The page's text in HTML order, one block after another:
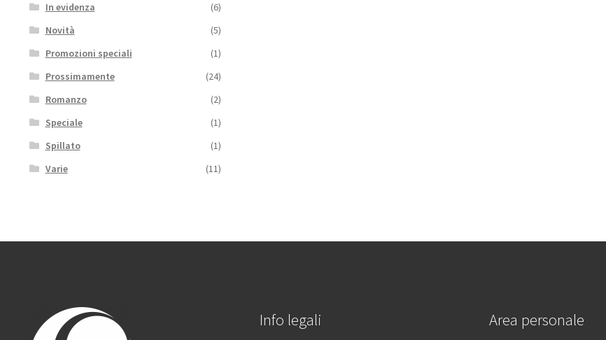
In evidenza
(6)
Novità
(5)
Promozioni speciali
(1)
Prossimamente
(24)
Romanzo
(2)
Speciale
(1)
Spillato
(1)
Varie
(11)
Info legali Area personale